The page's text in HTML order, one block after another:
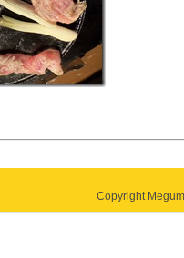
Copyright